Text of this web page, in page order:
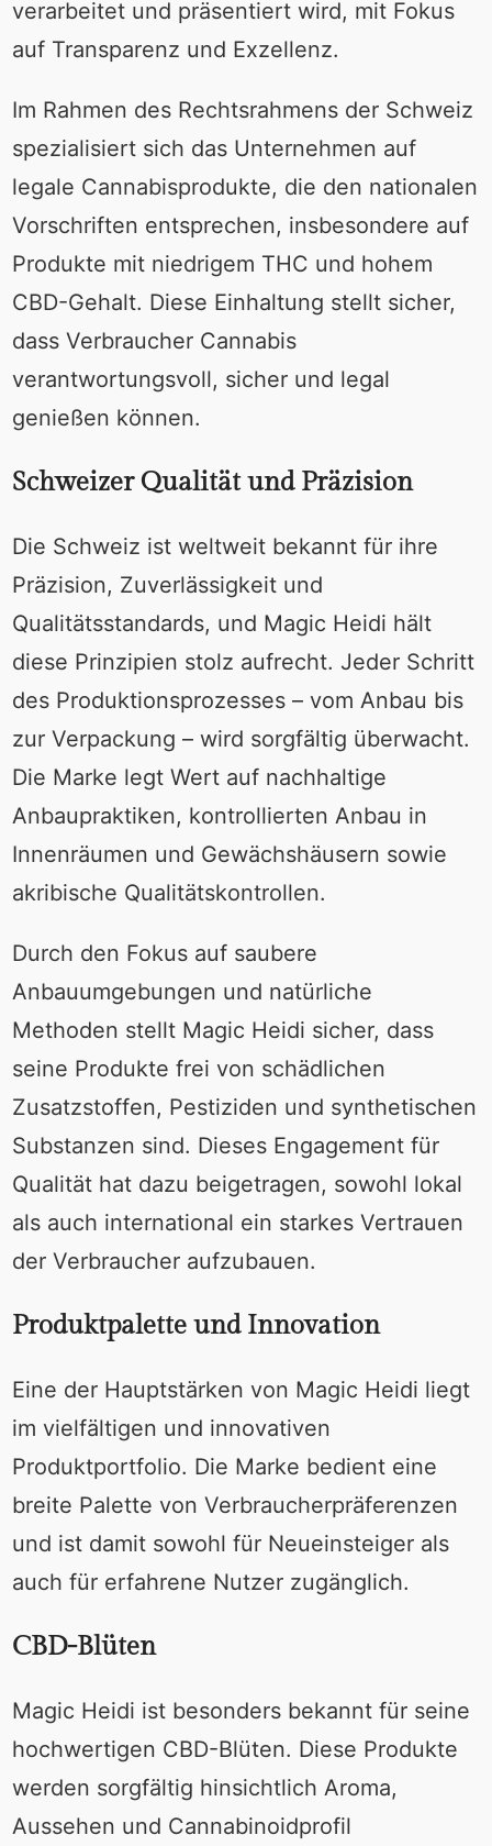
verarbeitet und präsentiert wird, mit Fokus
auf Transparenz und Exzellenz.
Im Rahmen des Rechtsrahmens der Schweiz
spezialisiert sich das Unternehmen auf
legale Cannabisprodukte, die den nationalen
Vorschriften entsprechen, insbesondere auf
Produkte mit niedrigem THC und hohem
CBD-Gehalt. Diese Einhaltung stellt sicher,
dass Verbraucher Cannabis
verantwortungsvoll, sicher und legal
genießen können.
Schweizer Qualität und Präzision
Die Schweiz ist weltweit bekannt für ihre
Präzision, Zuverlässigkeit und
Qualitätsstandards, und Magic Heidi hält
diese Prinzipien stolz aufrecht. Jeder Schritt
des Produktionsprozesses – vom Anbau bis
zur Verpackung – wird sorgfältig überwacht.
Die Marke legt Wert auf nachhaltige
Anbaupraktiken, kontrollierten Anbau in
Innenräumen und Gewächshäusern sowie
akribische Qualitätskontrollen.
Durch den Fokus auf saubere
Anbauumgebungen und natürliche
Methoden stellt Magic Heidi sicher, dass
seine Produkte frei von schädlichen
Zusatzstoffen, Pestiziden und synthetischen
Substanzen sind. Dieses Engagement für
Qualität hat dazu beigetragen, sowohl lokal
als auch international ein starkes Vertrauen
der Verbraucher aufzubauen.
Produktpalette und Innovation
Eine der Hauptstärken von Magic Heidi liegt
im vielfältigen und innovativen
Produktportfolio. Die Marke bedient eine
breite Palette von Verbraucherpräferenzen
und ist damit sowohl für Neueinsteiger als
auch für erfahrene Nutzer zugänglich.
CBD-Blüten
Magic Heidi ist besonders bekannt für seine
hochwertigen CBD-Blüten. Diese Produkte
werden sorgfältig hinsichtlich Aroma,
Aussehen und Cannabinoidprofil